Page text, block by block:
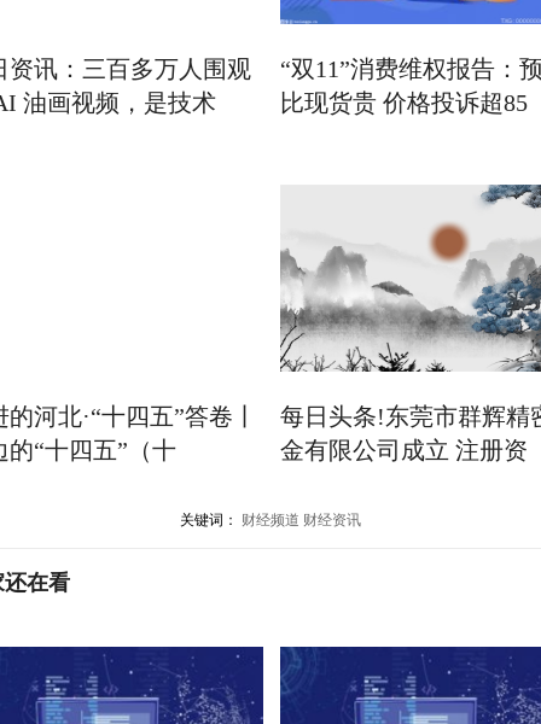
资讯：三百多万人围观
油画视频，是技术
“双11”消费维权报告：
比现货贵 价格投诉超85
的河北·“十四五”答卷丨
的“十四五”（十
每日头条!东莞市群辉精
金有限公司成立 注册资
关键词： 财经频道 财经资讯
还在看